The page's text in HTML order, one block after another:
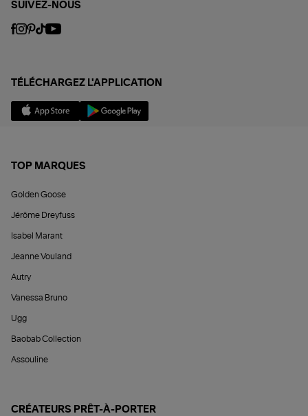
SUIVEZ-NOUS
TÉLÉCHARGEZ L'APPLICATION
TOP MARQUES
Golden Goose
Jérôme Dreyfuss
Isabel Marant
Jeanne Vouland
Autry
Vanessa Bruno
Ugg
Baobab Collection
Assouline
CRÉATEURS PRÊT-À-PORTER